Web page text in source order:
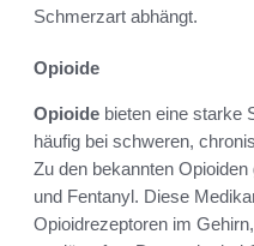
Schmerzart abhängt.
Opioide
Opioide bieten eine starke
häufig bei schweren,
Zu den bekannten
und Fentanyl. Diese
Opioidrezeptoren im